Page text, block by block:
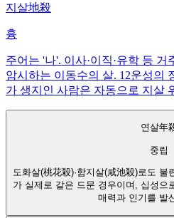
지살地殺
흉
주어는 '나'. 이사·이직·유학 등
암시하는 이동수의 살. 12운성의
가 생지인 사람은 자동으로 지살
연살年
중립
도화살(桃花殺)·함지살(咸池殺)로도
가 실제로 같은 드문 경우이며, 십성으
매력과 인기를 발